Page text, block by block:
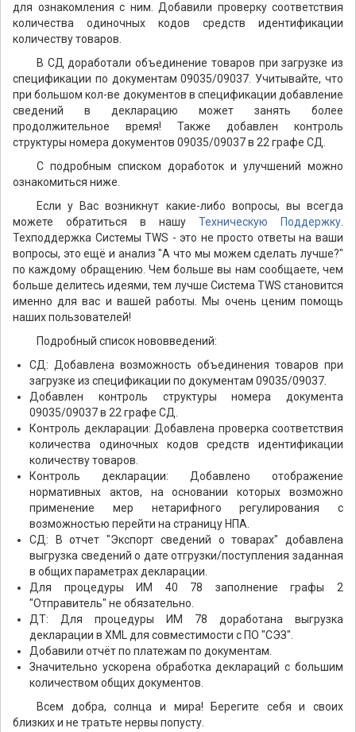
для ознакомления с ним. Добавили проверку соответствия
количества одиночных кодов средств идентификации
количеству товаров.
В СД доработали объединение товаров при загрузке из
спецификации по документам 09035/09037. Учитывайте, что
при большом кол-ве документов в спецификации добавление
сведений в декларацию может занять более
продолжительное время! Также добавлен контроль
структуры номера документов 09035/09037 в 22 графе СД.
C подробным списком доработок и улучшений можно
ознакомиться ниже.
Если у Вас возникнут какие-либо вопросы, вы всегда
можете обратиться в нашу Техническую Поддержку
Техподдержка Системы TWS - это не просто ответы на ваши
вопросы, это ещё и анализ "А что мы можем сделать лучше?"
по каждому обращению. Чем больше вы нам сообщаете, чем
больше делитесь идеями, тем лучше Система TWS становится
именно для вас и вашей работы. Мы очень ценим помощь
наших пользователей!
Подробный список нововведений:
СД: Добавлена возможность объединения товаров при
загрузке из спецификации по документам 09035/09037.
Добавлен контроль структуры номера документа
09035/09037 в 22 графе СД.
Контроль декларации: Добавлена проверка соответствия
количества одиночных кодов средств идентификации
количеству товаров.
Контроль декларации: Добавлено отображение
нормативных актов, на основании которых возможно
применение мер нетарифного регулирования с
возможностью перейти на страницу НПА.
СД: В отчет "Экспорт сведений о товарах" добавлена
выгрузка сведений о дате отгрузки/поступления заданная
в общих параметрах декларации.
Для процедуры ИМ 40 78 заполнение графы 2
"Отправитель" не обязательно.
ДТ: Для процедуры ИМ 78 доработана выгрузка
декларации в XML для совместимости с ПО "СЭЗ".
Добавили отчёт по платежам по документам.
Значительно ускорена обработка деклараций с большим
количеством общих документов.
Всем добра, солнца и мира! Берегите себя и своих
близких и не тратьте нервы попусту.